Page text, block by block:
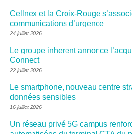
Cellnex et la Croix-Rouge
communications d’urgence
24 juillet 2026
Le groupe inherent annonce
Connect
22 juillet 2026
Le smartphone, nouveau centre
données sensibles
16 juillet 2026
Un réseau privé 5G campus